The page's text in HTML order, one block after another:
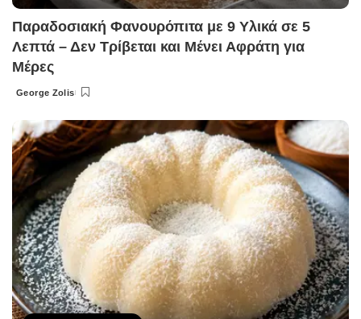
Παραδοσιακή Φανουρόπιτα με 9 Υλικά σε 5
Λεπτά – Δεν Τρίβεται και Μένει Αφράτη για
Μέρες
Posted
George Zolis